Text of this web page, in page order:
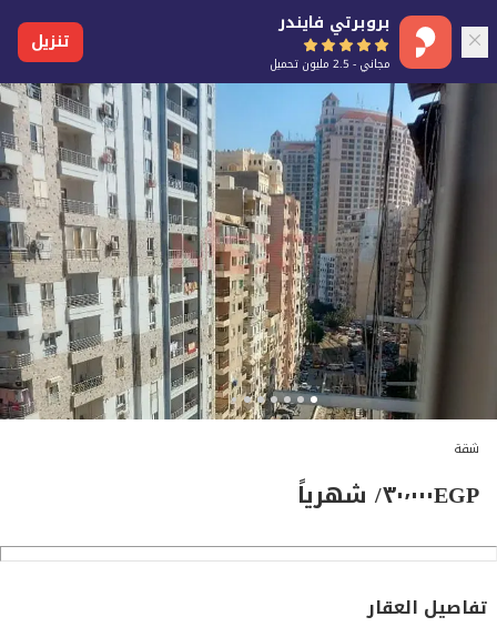
بروبرتي فايندر
مجاني - 2.5 مليون تحميل
تنزيل
شقة
EGP٣٠٬٠٠٠/ شهرياً
تفاصيل العقار